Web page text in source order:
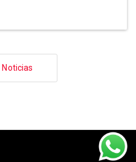
Noticias